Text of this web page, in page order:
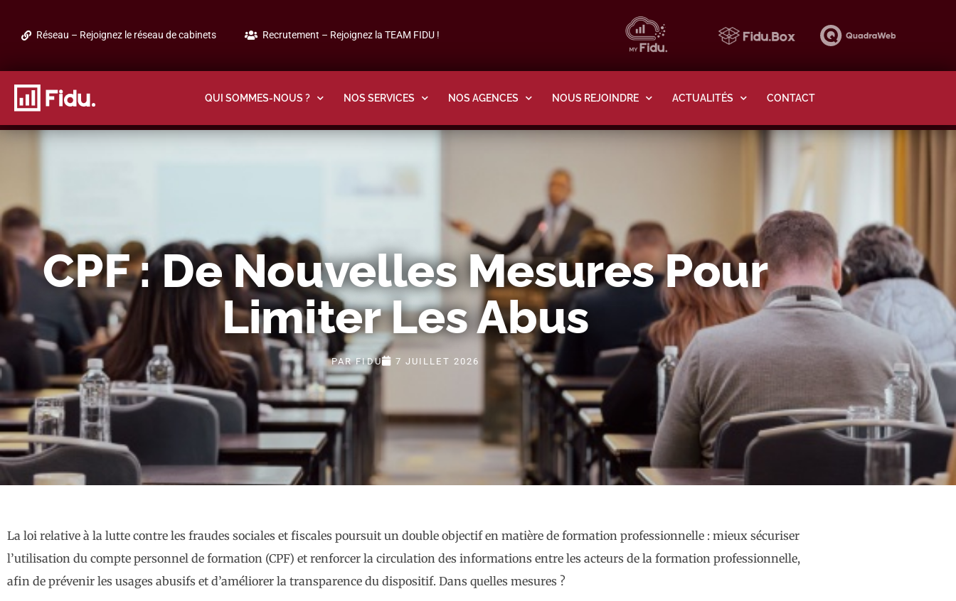
Réseau – Rejoignez le réseau de cabinets Recrutement – Rejoignez la TEAM FIDU !
QUI SOMMES-NOUS ? NOS SERVICES NOS AGENCES NOUS REJOINDRE ACTUALITÉS CONTACT
CPF : De Nouvelles Mesures Pour
Limiter Les Abus
PARFIDU 7 JUILLET 2026
La loi relative à la lutte contre les fraudes sociales et fiscales poursuit un double objectif en matière de formation professionnelle : mieux sécuriser
l’utilisation du compte personnel de formation (CPF) et renforcer la circulation des informations entre les acteurs de la formation professionnelle,
afin de prévenir les usages abusifs et d’améliorer la transparence du dispositif. Dans quelles mesures ?